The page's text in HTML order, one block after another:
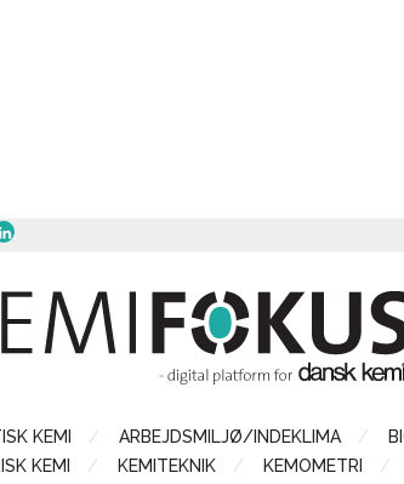
KEMI ARBEJDSMILJØ/INDEKLIMA
KEMI
KEMITEKNIK KEMOMETRI